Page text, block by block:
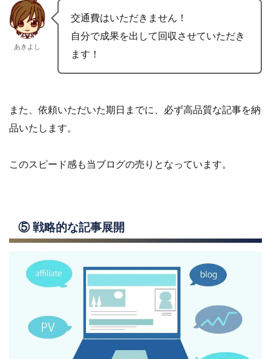
あきよし
交通費はいただきません！
自分で成果を出して回収させていただき
ます！
また、依頼いただいた期日までに、必ず高品質な記事を納
品いたします。
このスピード感も当ブログの売りとなっています。
⑤戦略的な記事展開